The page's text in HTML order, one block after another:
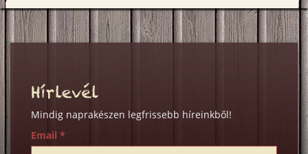
a
Facebookon
a
Twitter-
a
Google+
Hírlevél
Mindig naprakészen legfrissebb híreinkből!
Email *